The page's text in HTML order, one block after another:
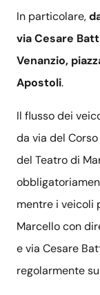
In particolare,
via Cesare
Venanzio,
Apostoli.
Il flusso dei
da via del
del Teatro di
mentre i veicoli
Marcello con
e via Cesare
regolarmente